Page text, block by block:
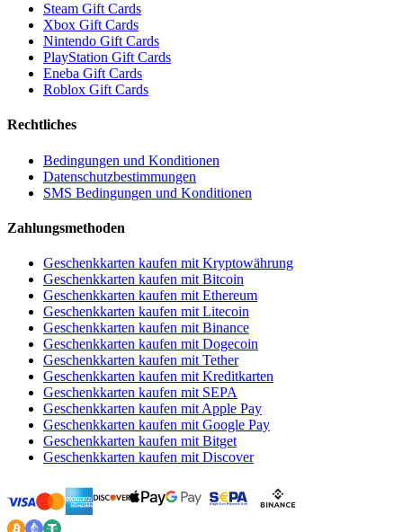
Steam Gift Cards
Xbox Gift Cards
Nintendo Gift Cards
PlayStation Gift Cards
Eneba Gift Cards
Roblox Gift Cards
Rechtliches
Bedingungen und Konditionen
Datenschutzbestimmungen
SMS Bedingungen und Konditionen
Zahlungsmethoden
Geschenkkarten kaufen mit Kryptowährung
Geschenkkarten kaufen mit Bitcoin
Geschenkkarten kaufen mit Ethereum
Geschenkkarten kaufen mit Litecoin
Geschenkkarten kaufen mit Binance
Geschenkkarten kaufen mit Dogecoin
Geschenkkarten kaufen mit Tether
Geschenkkarten kaufen mit Kreditkarten
Geschenkkarten kaufen mit SEPA
Geschenkkarten kaufen mit Apple Pay
Geschenkkarten kaufen mit Google Pay
Geschenkkarten kaufen mit Bitget
Geschenkkarten kaufen mit Discover